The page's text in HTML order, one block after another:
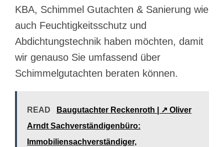
KBA, Schimmel Gutachten & Sanierung wie
auch Feuchtigkeitsschutz und
Abdichtungstechnik haben möchten, damit
wir genauso Sie umfassend über
Schimmelgutachten beraten können.
READ
Baugutachter Reckenroth | ↗️ Oliver
Arndt Sachverständigenbüro:
Immobiliensachverständiger,